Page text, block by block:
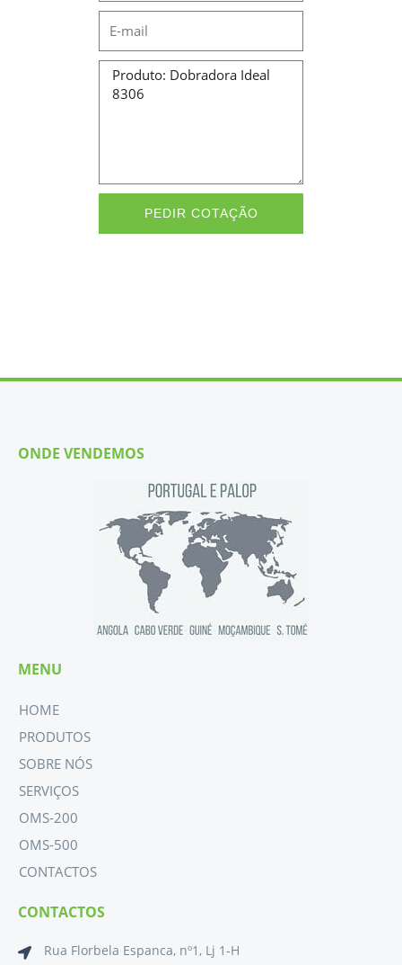
Message
PEDIR COTAÇÃO
ONDE VENDEMOS
MENU
HOME
PRODUTOS
SOBRE NÓS
SERVIÇOS
OMS-200
OMS-500
CONTACTOS
CONTACTOS
Rua Florbela Espanca, nº1, Lj 1-H